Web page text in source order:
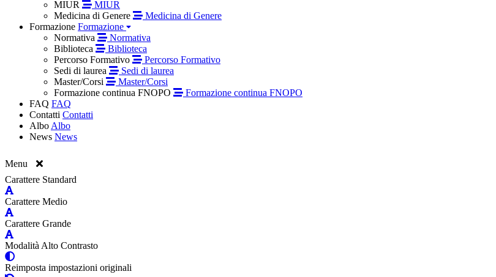
MIUR
MIUR
Medicina di Genere
Medicina di Genere
Formazione Formazione
Normativa
Normativa
Biblioteca
Biblioteca
Percorso Formativo
Percorso Formativo
Sedi di laurea
Sedi di laurea
Master/Corsi
Master/Corsi
Formazione continua FNOPO
Formazione continua FNOPO
FAQ FAQ
Contatti Contatti
Albo Albo
News News
Menu
Carattere Standard
Carattere Medio
Carattere Grande
Modalità Alto Contrasto
Reimposta impostazioni originali